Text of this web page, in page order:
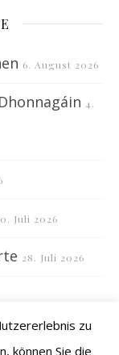
6. August 2026
4.
Juli 2026
28. Juli 2026
zu
können Sie die